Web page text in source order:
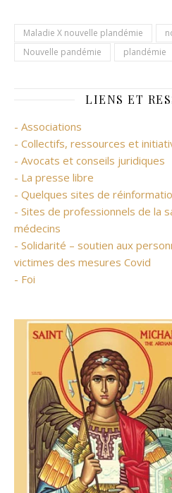
Maladie X nouvelle plandémie
Nouvelle pandémie
plandémie
LIENS ET
- Associations
- Collectifs, ressources et
- Avocats et conseils juridiques
- La presse libre
- Quelques sites de
- Sites de professionnels de la
médecins
- Solidarité – soutien aux
victimes des mesures Covid
- Foi